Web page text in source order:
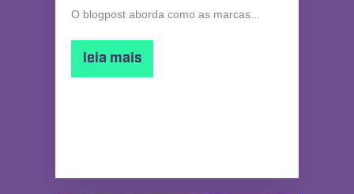
O blogpost aborda como as marcas...
leia mais